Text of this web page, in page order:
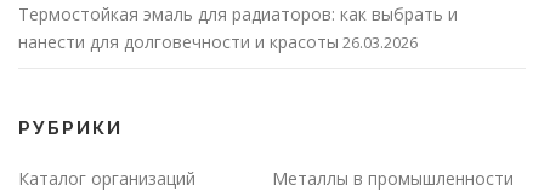
Термостойкая эмаль для радиаторов: как выбрать и
нанести для долговечности и красоты 26.03.2026
РУБРИКИ
Каталог организаций
Металлы в промышленности